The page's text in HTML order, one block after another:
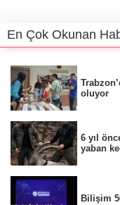
En Çok Okunan
oluyor
6 yıl
yaban
Bilişim